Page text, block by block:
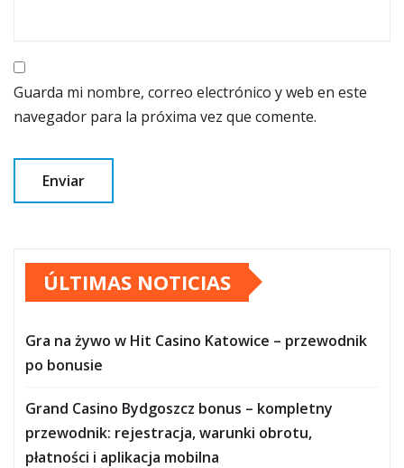
Guarda mi nombre, correo electrónico y web en este
navegador para la próxima vez que comente.
ÚLTIMAS NOTICIAS
Gra na żywo w Hit Casino Katowice – przewodnik
po bonusie
Grand Casino Bydgoszcz bonus – kompletny
przewodnik: rejestracja, warunki obrotu,
płatności i aplikacja mobilna